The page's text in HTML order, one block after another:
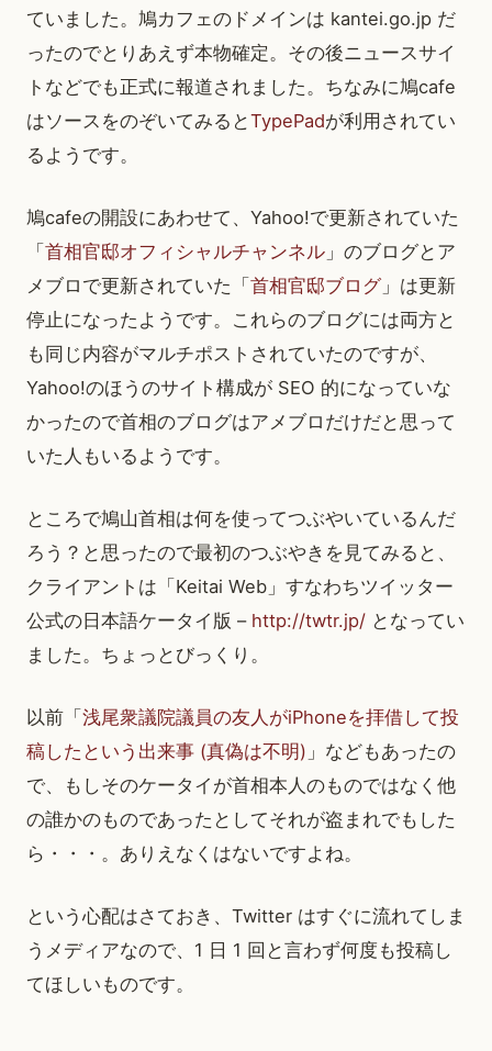
ていました。鳩カフェのドメインは kantei.go.jp だ
ったのでとりあえず本物確定。その後ニュースサイ
トなどでも正式に報道されました。ちなみに鳩cafe
はソースをのぞいてみるとTypePadが利用されてい
るようです。
鳩cafeの開設にあわせて、Yahoo!で更新されていた
「首相官邸オフィシャルチャンネル 」のブログとア
メブロで更新されていた「首相官邸ブログ」は更新
停止になったようです。これらのブログには両方と
も同じ内容がマルチポストされていたのですが、
Yahoo!のほうのサイト構成が SEO 的になっていな
かったので首相のブログはアメブロだけだと思って
いた人もいるようです。
ところで鳩山首相は何を使ってつぶやいているんだ
ろう？と思ったので最初のつぶやきを見てみると、
クライアントは「Keitai Web」すなわちツイッター
公式の日本語ケータイ版 – http://twtr.jp/ となってい
ました。ちょっとびっくり。
以前「浅尾衆議院議員の友人がiPhoneを拝借して投
稿したという出来事 (真偽は不明) 」などもあったの
で、もしそのケータイが首相本人のものではなく他
の誰かのものであったとしてそれが盗まれでもした
ら・・・。ありえなくはないですよね。
という心配はさておき、Twitter はすぐに流れてしま
うメディアなので、1 日 1 回と言わず何度も投稿し
てほしいものです。